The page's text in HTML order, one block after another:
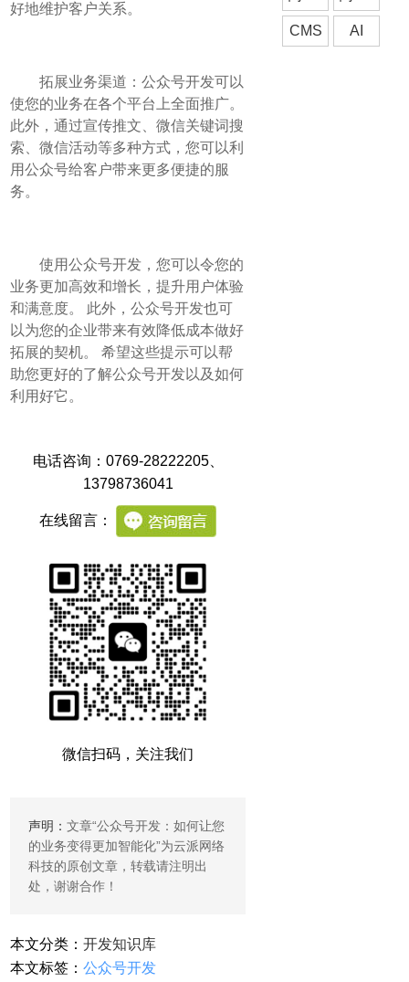
好地维护客户关系。
拓展业务渠道：公众号开发可以
使您的业务在各个平台上全面推广。
此外，通过宣传推文、微信关键词搜
索、微信活动等多种方式，您可以利
用公众号给客户带来更多便捷的服
务。
使用公众号开发，您可以令您的
业务更加高效和增长，提升用户体验
和满意度。 此外，公众号开发也可
以为您的企业带来有效降低成本做好
拓展的契机。 希望这些提示可以帮
助您更好的了解公众号开发以及如何
利用好它。
电话咨询：0769-28222205、
13798736041
在线留言：
微信扫码，关注我们
声明：文章“公众号开发：如何让您
的业务变得更加智能化”为云派网络
科技的原创文章，转载请注明出
处，谢谢合作！
本文分类：开发知识库
本文标签：公众号开发
CMS AI